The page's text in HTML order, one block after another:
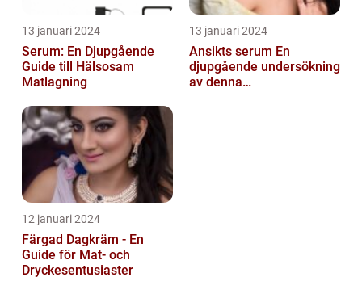
13 januari 2024
Serum: En Djupgående
Guide till Hälsosam
Matlagning
13 januari 2024
Ansikts serum En
djupgående undersökning
av denna
12 januari 2024
Färgad Dagkräm - En
Guide för Mat- och
Dryckesentusiaster